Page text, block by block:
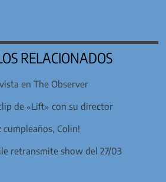
RELACIONADOS
en The Observer
de «Lift» con su director
cumpleaños, Colin!
retransmite show del 27/03